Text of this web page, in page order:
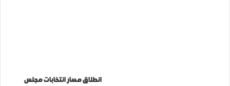
انطلاق مسار انتخابات مجلس